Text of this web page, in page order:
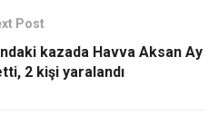
Post
kazada Havva Aksan Ay
2 kişi yaralandı